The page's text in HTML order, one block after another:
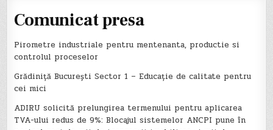
Comunicat presa
Pirometre industriale pentru mentenanta, productie si
controlul proceselor
Grădiniță București Sector 1 – Educație de calitate pentru
cei mici
ADIRU solicită prelungirea termenului pentru aplicarea
TVA-ului redus de 9%: Blocajul sistemelor ANCPI pune în